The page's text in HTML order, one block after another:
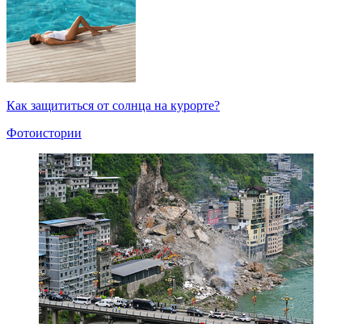
Как защититься от солнца на курорте?
Фотоистории